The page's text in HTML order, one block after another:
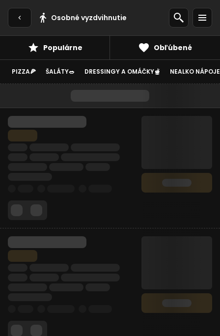
Osobné vyzdvihnutie
Populárne Obľúbené
PIZZA🍕 ŠALÁTY🥗 DRESSINGY A OMÁČKY🫕 NEALKO